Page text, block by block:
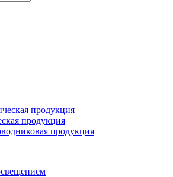
продукция
продукция
продукция